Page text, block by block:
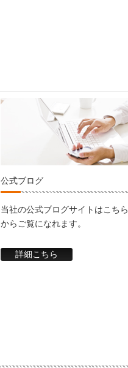
公式ブログ
当社の公式ブログサイトはこちら
からご覧になれます。
詳細こちら